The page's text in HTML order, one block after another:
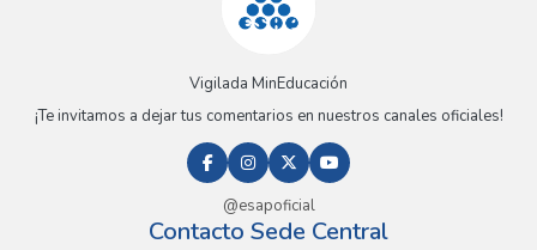
Vigilada MinEducación
¡Te invitamos a dejar tus comentarios en nuestros canales oficiales!
@esapoficial
Contacto Sede Central